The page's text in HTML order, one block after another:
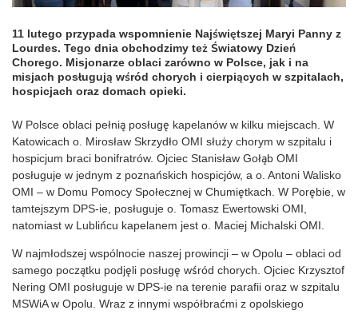
11 lutego przypada wspomnienie Najświętszej Maryi Panny z
Lourdes. Tego dnia obchodzimy też Światowy Dzień
Chorego. Misjonarze oblaci zarówno w Polsce, jak i na
misjach posługują wśród chorych i cierpiących w szpitalach,
hospicjach oraz domach opieki.
W Polsce oblaci pełnią posługę kapelanów w kilku miejscach. W
Katowicach o. Mirosław Skrzydło OMI służy chorym w szpitalu i
hospicjum braci bonifratrów. Ojciec Stanisław Gołąb OMI
posługuje w jednym z poznańskich hospicjów, a o. Antoni Walisko
OMI – w Domu Pomocy Społecznej w Chumiętkach. W Porębie, w
tamtejszym DPS-ie, posługuje o. Tomasz Ewertowski OMI,
natomiast w Lublińcu kapelanem jest o. Maciej Michalski OMI.
W najmłodszej wspólnocie naszej prowincji – w Opolu – oblaci od
samego początku podjęli posługę wśród chorych. Ojciec Krzysztof
Nering OMI posługuje w DPS-ie na terenie parafii oraz w szpitalu
MSWiA w Opolu. Wraz z innymi współbraćmi z opolskiego